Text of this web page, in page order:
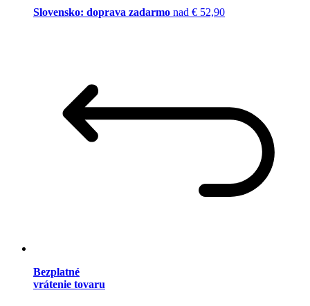
Slovensko: doprava zadarmo nad € 52,90
Bezplatné
vrátenie tovaru